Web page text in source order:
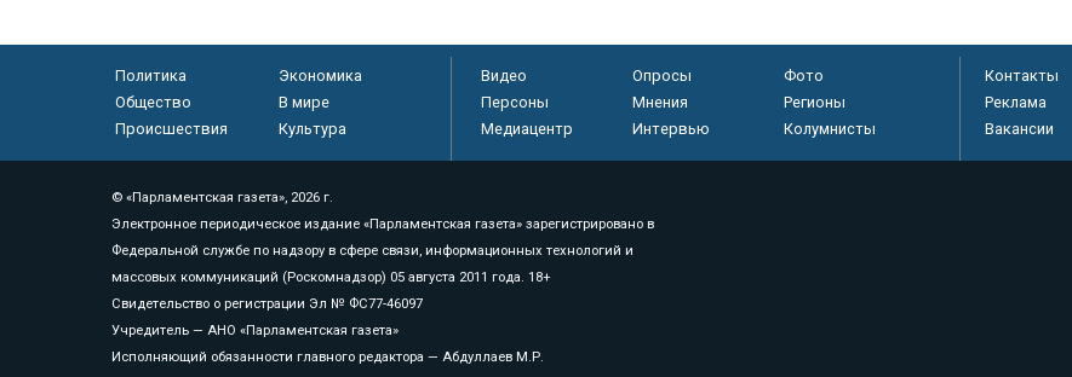
Политика
Экономика
Общество
В мире
Происшествия
Культура
Видео Опросы
Фото
Персоны
Мнения
Регионы
Медиацентр
Интервью Колумнисты
Контакты
Реклама
Вакансии
© «Парламентская газета», 2026 г.
Электронное периодическое издание «Парламентская газета» зарегистрировано в
Федеральной службе по надзору в сфере связи, информационных технологий и
массовых коммуникаций (Роскомнадзор) 05 августа 2011 года. 18+
Свидетельство о регистрации Эл № ФС77-46097
Учредитель — АНО «Парламентская газета»
Исполняющий обязанности главного редактора — Абдуллаев М.Р.